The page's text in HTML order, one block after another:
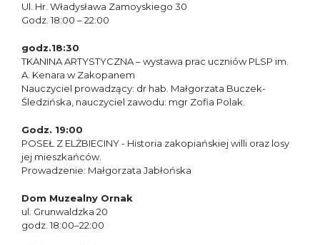
Ul. Hr. Władysława Zamoyskiego 30
Godz. 18:00 – 22:00
godz.18:30
TKANINA ARTYSTYCZNA – wystawa prac uczniów PLSP im.
A. Kenara w Zakopanem
Nauczyciel prowadzący: dr hab. Małgorzata Buczek-
Śledzińska, nauczyciel zawodu: mgr Zofia Polak.
Godz. 19:00
POSEŁ Z ELŻBIECINY - Historia zakopiańskiej willi oraz losy
jej mieszkańców.
Prowadzenie: Małgorzata Jabłońska
Dom Muzealny Ornak
ul. Grunwaldzka 20
godz. 18:00–22:00